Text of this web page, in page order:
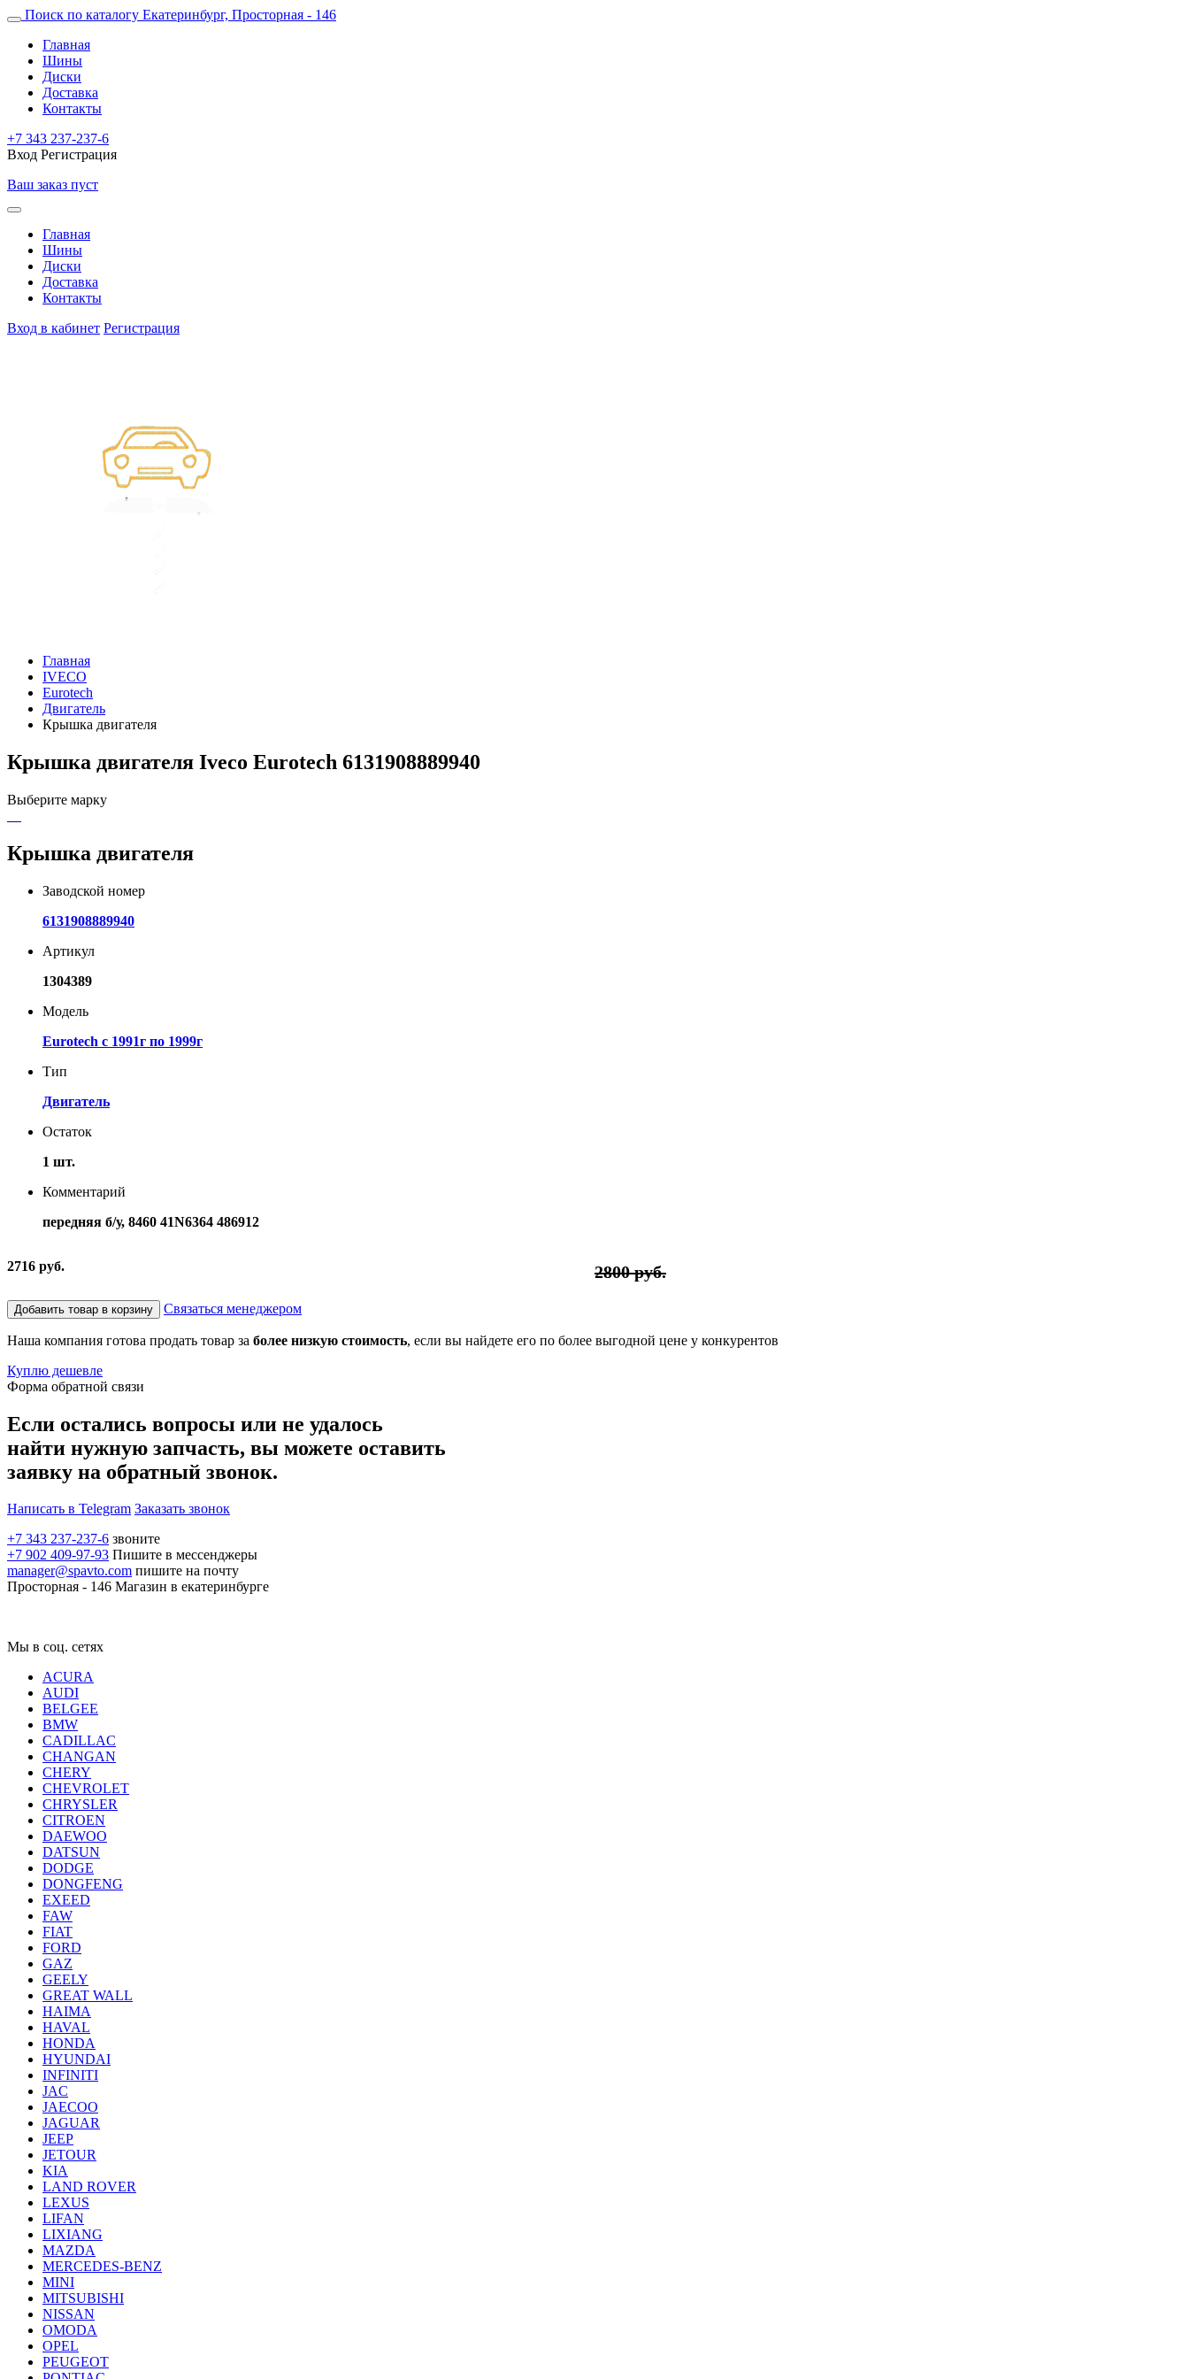
Поиск по каталогу Екатеринбург, Просторная - 146
Главная
Шины
Диски
Доставка
Контакты
+7 343 237-237-6
Вход Регистрация
Ваш заказ пуст
Главная
Шины
Диски
Доставка
Контакты
Вход в кабинет Регистрация
Главная
IVECO
Eurotech
Двигатель
Крышка двигателя
Крышка двигателя Iveco Eurotech 6131908889940
Выберите марку
Крышка двигателя
Заводской номер
6131908889940
Артикул
1304389
Модель
Eurotech с 1991г по 1999г
Тип
Двигатель
Остаток
1 шт.
Комментарий
передняя б/у, 8460 41N6364 486912
2716 руб. 2800 руб.
Добавить товар в корзину Связаться менеджером
Наша компания готова продать товар за более низкую стоимость, если вы найдете его по более выгодной цене у конкурентов
Куплю дешевле
Форма обратной связи
Если остались вопросы или не удалось
найти нужную запчасть, вы можете оставить
заявку на обратный звонок.
Написать в Telegram Заказать звонок
+7 343 237-237-6 звоните
+7 902 409-97-93 Пишите в мессенджеры
manager@spavto.com пишите на почту
Просторная - 146 Магазин в екатеринбурге
Мы в соц. сетях
ACURA
AUDI
BELGEE
BMW
CADILLAC
CHANGAN
CHERY
CHEVROLET
CHRYSLER
CITROEN
DAEWOO
DATSUN
DODGE
DONGFENG
EXEED
FAW
FIAT
FORD
GAZ
GEELY
GREAT WALL
HAIMA
HAVAL
HONDA
HYUNDAI
INFINITI
JAC
JAECOO
JAGUAR
JEEP
JETOUR
KIA
LAND ROVER
LEXUS
LIFAN
LIXIANG
MAZDA
MERCEDES-BENZ
MINI
MITSUBISHI
NISSAN
OMODA
OPEL
PEUGEOT